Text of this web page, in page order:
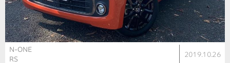
N-ONE
RS
2019.10.26